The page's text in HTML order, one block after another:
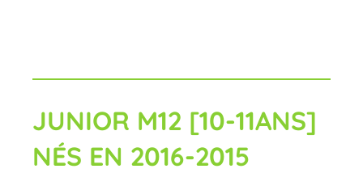
JUNIOR M12 [10-11ANS]
NÉS EN 2016-2015